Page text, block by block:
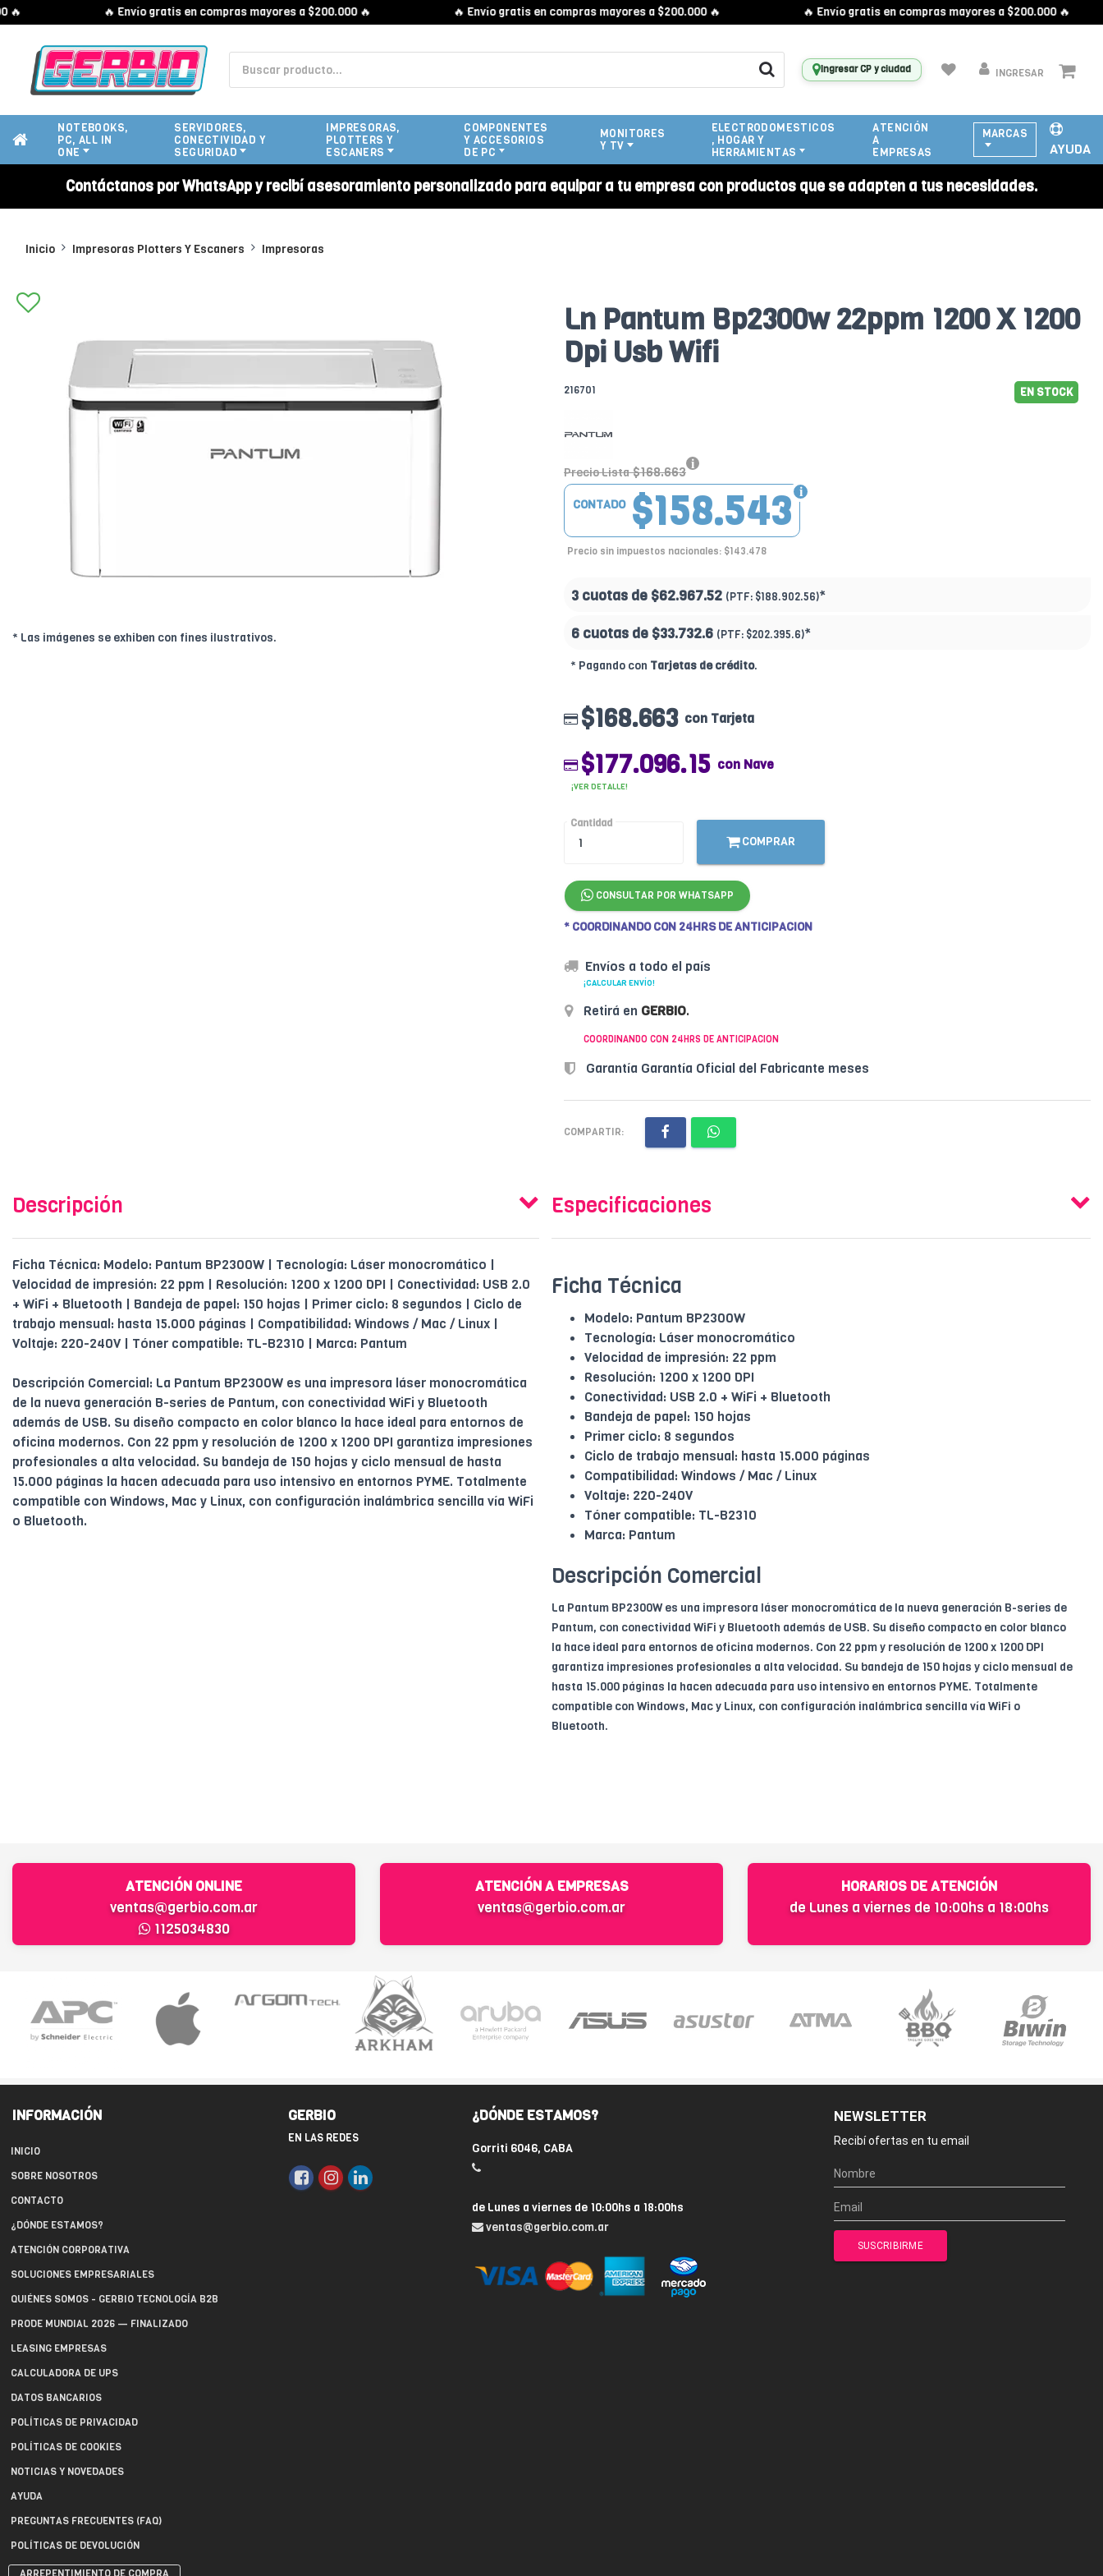
🔥 Envío gratis en compras mayores a $200.000 🔥 🔥 Envío gratis en compras mayores a $200.000 🔥 🔥 Envío gratis en compras mayores a $200.000 🔥
Ingresar CP y ciudad INGRESAR
NOTEBOOKS,
PC, ALL IN
ONE
SERVIDORES,
CONECTIVIDAD Y
SEGURIDAD
IMPRESORAS,
PLOTTERS Y
ESCANERS
COMPONENTES
Y ACCESORIOS
DE PC
MONITORES
Y TV
ELECTRODOMESTICOS
, HOGAR Y
HERRAMIENTAS
ATENCIÓN
A
EMPRESAS
MARCAS
AYUDA
Contáctanos por WhatsApp y recibí asesoramiento personalizado para equipar a tu empresa con productos que se adapten a tus necesidades.
Inicio Impresoras Plotters Y Escaners Impresoras
* Las imágenes se exhiben con fines ilustrativos.
Ln Pantum Bp2300w 22ppm 1200 X 1200
Dpi Usb Wifi
216701 EN STOCK
Precio Lista $168.663
$158.543
CONTADO
Precio sin impuestos nacionales: $143.478
3 cuotas de $62.967.52 (PTF: $188.902.56)*
6 cuotas de $33.732.6 (PTF: $202.395.6)*
* Pagando con Tarjetas de crédito.
$168.663 con Tarjeta
$177.096.15 con Nave
¡VER DETALLE!
Cantidad
COMPRAR
CONSULTAR POR WHATSAPP
* COORDINANDO CON 24HRS DE ANTICIPACION
Envíos a todo el país
¡CALCULAR ENVÍO!
Retirá en GERBIO.
COORDINANDO CON 24HRS DE ANTICIPACION
Garantía Garantía Oficial del Fabricante meses
COMPARTIR:
Descripción
Ficha Técnica: Modelo: Pantum BP2300W | Tecnología: Láser monocromático |
Velocidad de impresión: 22 ppm | Resolución: 1200 x 1200 DPI | Conectividad: USB 2.0
+ WiFi + Bluetooth | Bandeja de papel: 150 hojas | Primer ciclo: 8 segundos | Ciclo de
trabajo mensual: hasta 15.000 páginas | Compatibilidad: Windows / Mac / Linux |
Voltaje: 220-240V | Tóner compatible: TL-B2310 | Marca: Pantum
Descripción Comercial: La Pantum BP2300W es una impresora láser monocromática
de la nueva generación B-series de Pantum, con conectividad WiFi y Bluetooth
además de USB. Su diseño compacto en color blanco la hace ideal para entornos de
oficina modernos. Con 22 ppm y resolución de 1200 x 1200 DPI garantiza impresiones
profesionales a alta velocidad. Su bandeja de 150 hojas y ciclo mensual de hasta
15.000 páginas la hacen adecuada para uso intensivo en entornos PYME. Totalmente
compatible con Windows, Mac y Linux, con configuración inalámbrica sencilla vía WiFi
o Bluetooth.
Especificaciones
Ficha Técnica
Modelo: Pantum BP2300W
Tecnología: Láser monocromático
Velocidad de impresión: 22 ppm
Resolución: 1200 x 1200 DPI
Conectividad: USB 2.0 + WiFi + Bluetooth
Bandeja de papel: 150 hojas
Primer ciclo: 8 segundos
Ciclo de trabajo mensual: hasta 15.000 páginas
Compatibilidad: Windows / Mac / Linux
Voltaje: 220-240V
Tóner compatible: TL-B2310
Marca: Pantum
Descripción Comercial
La Pantum BP2300W es una impresora láser monocromática de la nueva generación B-series de
Pantum, con conectividad WiFi y Bluetooth además de USB. Su diseño compacto en color blanco
la hace ideal para entornos de oficina modernos. Con 22 ppm y resolución de 1200 x 1200 DPI
garantiza impresiones profesionales a alta velocidad. Su bandeja de 150 hojas y ciclo mensual de
hasta 15.000 páginas la hacen adecuada para uso intensivo en entornos PYME. Totalmente
compatible con Windows, Mac y Linux, con configuración inalámbrica sencilla vía WiFi o
Bluetooth.
ATENCIÓN ONLINE
ventas@gerbio.com.ar
1125034830
ATENCIÓN A EMPRESAS
ventas@gerbio.com.ar
HORARIOS DE ATENCIÓN
de Lunes a viernes de 10:00hs a 18:00hs
INFORMACIÓN
INICIO
SOBRE NOSOTROS
CONTACTO
¿DÓNDE ESTAMOS?
ATENCIÓN CORPORATIVA
SOLUCIONES EMPRESARIALES
QUIÉNES SOMOS - GERBIO TECNOLOGÍA B2B
PRODE MUNDIAL 2026 — FINALIZADO
LEASING EMPRESAS
CALCULADORA DE UPS
DATOS BANCARIOS
POLÍTICAS DE PRIVACIDAD
POLÍTICAS DE COOKIES
NOTICIAS Y NOVEDADES
AYUDA
PREGUNTAS FRECUENTES (FAQ)
POLÍTICAS DE DEVOLUCIÓN
ARREPENTIMIENTO DE COMPRA
GERBIO
EN LAS REDES
¿DÓNDE ESTAMOS?
Gorriti 6046, CABA
de Lunes a viernes de 10:00hs a 18:00hs
ventas@gerbio.com.ar
NEWSLETTER
Recibí ofertas en tu email